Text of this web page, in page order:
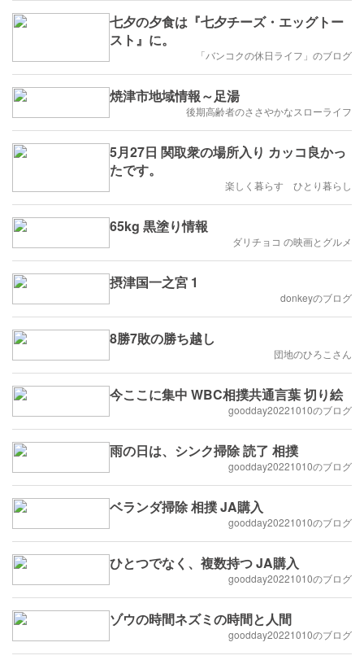
七夕の夕食は『七夕チーズ・エッグトー
スト』に。
「バンコクの休日ライフ」のブログ
焼津市地域情報～足湯
後期高齢者のささやかなスローライフ
5月27日 関取衆の場所入り カッコ良かっ
たです。
楽しく暮らす ひとり暮らし
65kg 黒塗り情報
ダリチョコ の映画とグルメ
摂津国一之宮 1
donkeyのブログ
8勝7敗の勝ち越し
団地のひろこさん
今ここに集中 WBC相撲共通言葉 切り絵
goodday20221010のブログ
雨の日は、シンク掃除 読了 相撲
goodday20221010のブログ
ベランダ掃除 相撲 JA購入
goodday20221010のブログ
ひとつでなく、複数持つ JA購入
goodday20221010のブログ
ゾウの時間ネズミの時間と人間
goodday20221010のブログ